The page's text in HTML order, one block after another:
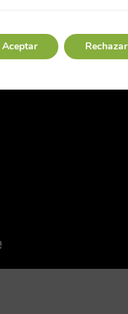
Aceptar Rechazar